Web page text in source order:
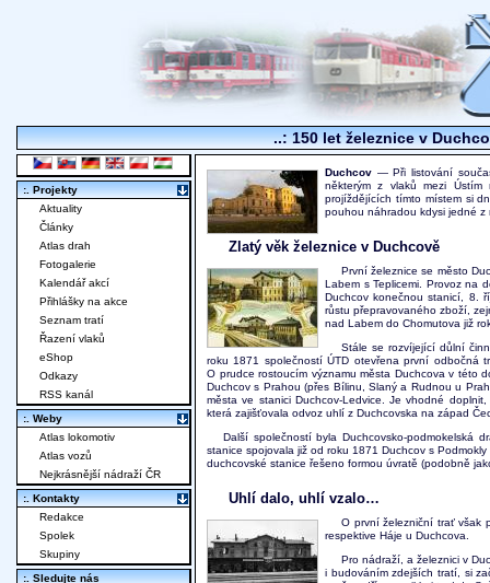
..: 150 let železnice v
Duchcov — Při listování
některým z vlaků mezi
projíždějících tímto místem si
pouhou náhradou kdysi jedné z
Zlatý věk železnice v Duchcově
První železnice se město
Labem s Teplicemi. Provoz na
Duchcov konečnou stanicí, 8.
růstu přepravovaného zboží,
nad Labem do Chomutova již
Stále se rozvíjející důlní
roku 1871 společností ÚTD otevřena první odbočná
O prudce rostoucím významu města Duchcova v této
Duchcov s Prahou (přes Bílinu, Slaný a Rudnou u
města ve stanici Duchcov-Ledvice. Je vhodné
která zajišťovala odvoz uhlí z Duchcovska na západ
Další společností byla Duchcovsko-podmokelská
stanice spojovala již od roku 1871 Duchcov s
duchcovské stanice řešeno formou úvratě (podobně
Uhlí dalo, uhlí vzalo…
O první železniční trať však
respektive Háje u Duchcova.
Pro nádraží, a železnici v
i budováním zdejších tratí, si
:. Projekty
Aktuality
Články
Atlas drah
Fotogalerie
Kalendář akcí
Přihlášky na akce
Seznam tratí
Řazení vlaků
eShop
Odkazy
RSS kanál
:. Weby
Atlas lokomotiv
Atlas vozů
Nejkrásnější nádraží ČR
:. Kontakty
Redakce
Spolek
Skupiny
:. Sledujte nás